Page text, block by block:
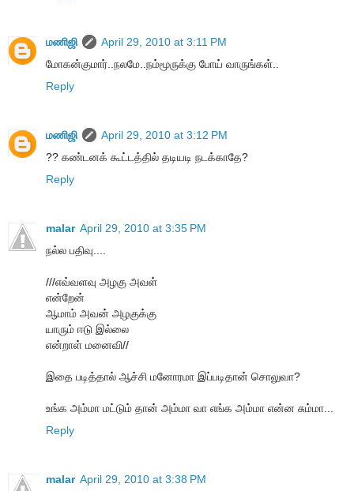
மணிஜி
April 29, 2010 at 3:11 PM
மோகன்குமார்..நலமே..நம்மூருக்கு போய் வாருங்கள்..
Reply
மணிஜி
April 29, 2010 at 3:12 PM
?? கண்டனக் கூட்டத்தில் தடியடி நடக்காதே?
Reply
malar April 29, 2010 at 3:35 PM
நல்ல பதிவு....
///எவ்வளவு அழகு அவள்
என்றேன்
ஆமாம் அவன் அழகுக்கு
யாரும் ஈடு இல்லை
என்றாள் மனைவி//
இதை படித்தால் ஆச்சி மனோரமா இப்படிதான் சொலுவா?
உங்க அம்மா மட்டும் தான் அம்மா வா எங்க அம்மா என்ன சும்மா...
Reply
malar April 29, 2010 at 3:38 PM